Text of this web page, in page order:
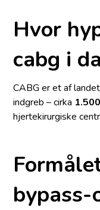
Hvor
cabg i
CABG er et af
indgreb – cirka
hjertekirurgiske
bypass-